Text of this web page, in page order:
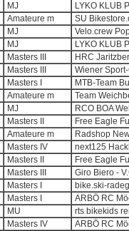
MJ
LYKO KLUB
Amateure m
SU
MJ
Velo.crew
MJ
LYKO KLUB
Masters III
HRC
Masters III
Wiener
Masters I
MTB-Team
Amateure m
Team
MJ
RCO BOA
Masters II
Free Eagle
Amateure m
Radshop
Masters IV
next125
Masters II
Free Eagle
Masters III
Giro Biero -
Masters I
bike.ski-
Masters I
ARBÖ RC
MU
rts bikekids
Masters IV
ARBÖ RC